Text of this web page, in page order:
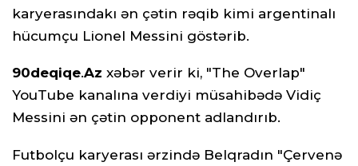
karyerasındakı ən çətin rəqib kimi argentinalı
hücumçu Lionel Messini göstərib.
90deqiqe.Az xəbər verir ki, "The Overlap"
YouTube kanalına verdiyi müsahibədə Vidiç
Messini ən çətin opponent adlandırıb.
Futbolçu karyerası ərzində Belqradın "Çervenə